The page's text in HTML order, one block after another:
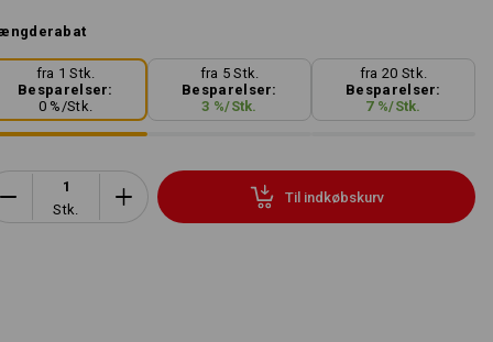
fra 1 Stk.
Besparelser:
0 %/Stk.
fra 5 Stk.
Besparelser:
3 %/Stk.
fra 20 Stk.
Besparelser:
7%/Stk.
Stk.
Til indkøbskurv